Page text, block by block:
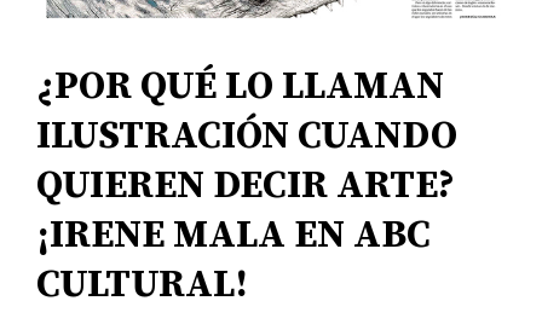
¿POR QUÉ LO LLAMAN
ILUSTRACIÓN CUANDO
QUIEREN DECIR ARTE?
¡IRENE MALA EN ABC
CULTURAL!